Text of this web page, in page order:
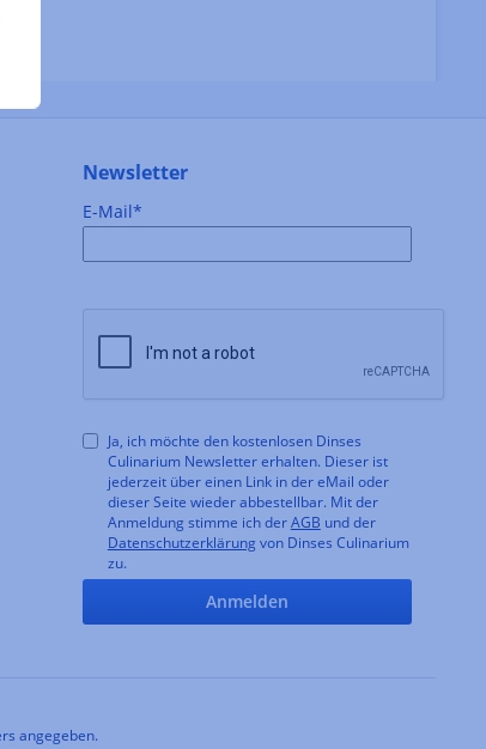
Newsletter
E-Mail*
Ja, ich möchte den kostenlosen Dinses
Culinarium Newsletter erhalten. Dieser ist
jederzeit über einen Link in der eMail oder
dieser Seite wieder abbestellbar. Mit der
Anmeldung stimme ich derAGB und der
Datenschutzerklärung von Dinses Culinarium
zu.
Anmelden
angegeben.